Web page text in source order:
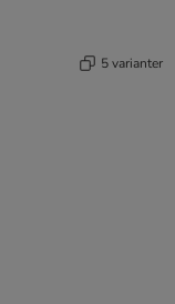
5 varianter